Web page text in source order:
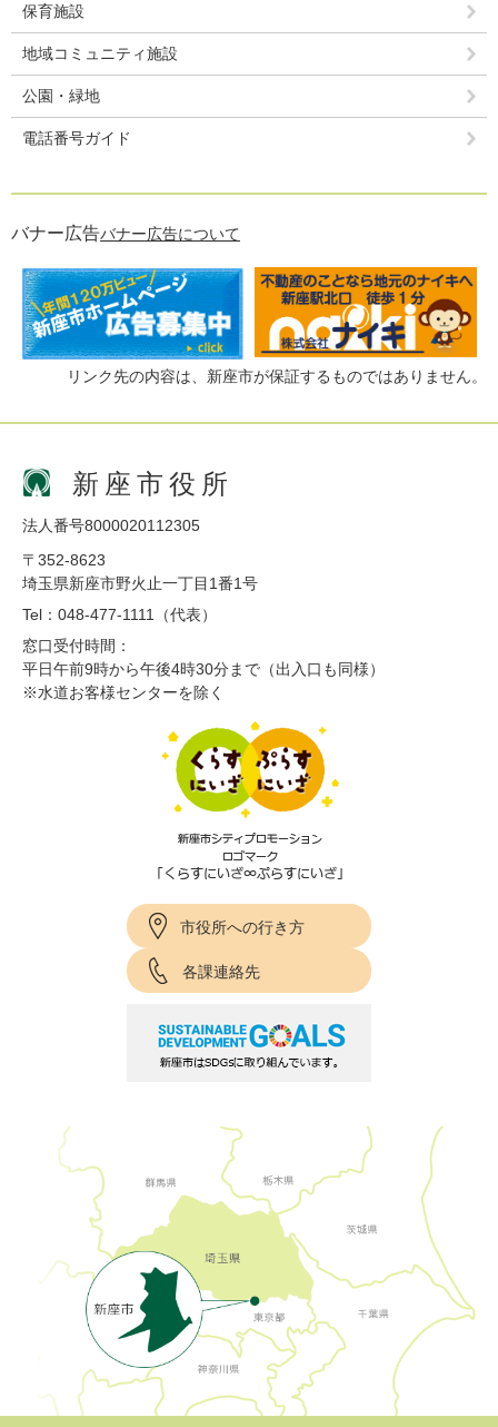
保育施設
地域コミュニティ施設
公園・緑地
電話番号ガイド
バナー広告バナー広告について
リンク先の内容は、新座市が保証するものではありません。
新座市役所
法人番号8000020112305
〒352-8623
埼玉県新座市野火止一丁目1番1号
Tel：048-477-1111（代表）
窓口受付時間：
平日午前9時から午後4時30分まで（出入口も同様）
※水道お客様センターを除く
市役所への行き方
各課連絡先